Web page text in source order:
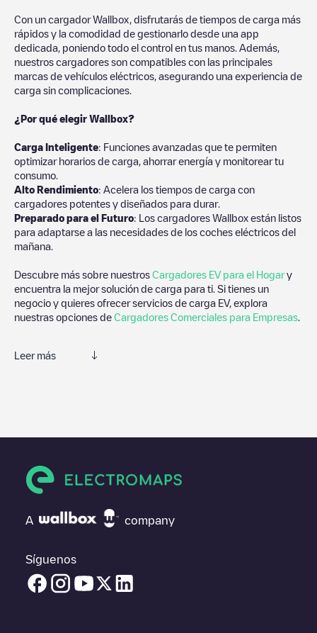
Con un cargador Wallbox, disfrutarás de tiempos de carga más
rápidos y la comodidad de gestionarlo desde una app
dedicada, poniendo todo el control en tus manos. Además,
nuestros cargadores son compatibles con las principales
marcas de vehículos eléctricos, asegurando una experiencia de
carga sin complicaciones.
¿Por qué elegir Wallbox?
Carga Inteligente: Funciones avanzadas que te permiten
optimizar horarios de carga, ahorrar energía y monitorear tu
consumo.
Alto Rendimiento: Acelera los tiempos de carga con
cargadores potentes y diseñados para durar.
Preparado para el Futuro: Los cargadores Wallbox están listos
para adaptarse a las necesidades de los coches eléctricos del
mañana.
Descubre más sobre nuestros Cargadores EV para el Hogary
encuentra la mejor solución de carga para ti. Si tienes un
negocio y quieres ofrecer servicios de carga EV, explora
nuestras opciones de Cargadores Comerciales para Empresas
Leer más
su vehículo eléctrico.
punto de carga que necesitas, comprueba en la parte inferior
cuál es el punto de carga que está más cerca de tí en “puntos
estaciones de carga para vehículos eléctricos cercanas, así
como si están en un parking, en superficie y la distancia en KM
a la que están.
A company
Síguenos